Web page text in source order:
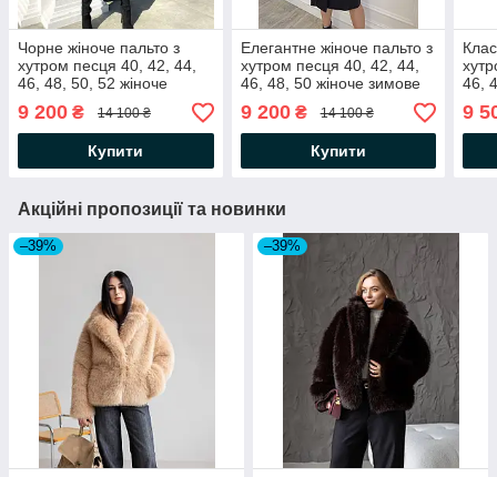
Чорне жіноче пальто з
хутром песця 40, 42, 44,
46, 48, 50, 52 жіноче
зимове пальто з кашеміру
9 200 ₴ 14 100 ₴
Купити
Елегантне жіноче пальто з
хутром песця 40, 42, 44,
46, 48, 50 жіноче зимове
9 200₴ 14 100 ₴
Купити
46,
9
Акційні пропозиції та новинки
–39% –39%